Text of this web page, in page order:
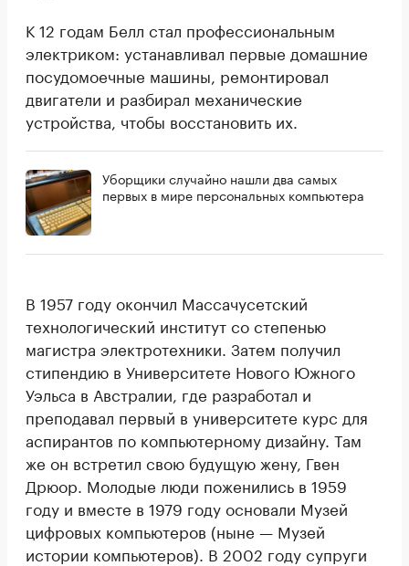
К 12 годам Белл стал профессиональным
электриком: устанавливал первые домашние
посудомоечные машины, ремонтировал
двигатели и разбирал механические
устройства, чтобы восстановить их.
Уборщики случайно нашли два самых
первых в мире персональных компьютера
В 1957 году окончил Массачусетский
технологический институт со степенью
магистра электротехники. Затем получил
стипендию в Университете Нового Южного
Уэльса в Австралии, где разработал и
преподавал первый в университете курс для
аспирантов по компьютерному дизайну. Там
же он встретил свою будущую жену, Гвен
Дрюор. Молодые люди поженились в 1959
году и вместе в 1979 году основали Музей
цифровых компьютеров (ныне — Музей
истории компьютеров). В 2002 году супруги